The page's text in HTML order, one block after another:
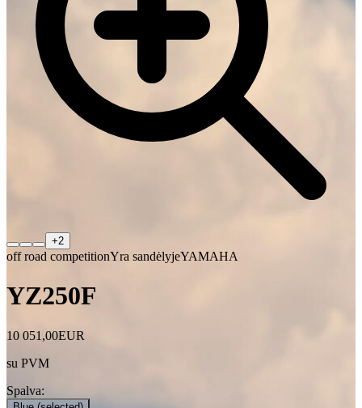
+2
off road competitionYra sandėlyjeYAMAHA
YZ250F
10 051,00EUR
su PVM
Spalva: